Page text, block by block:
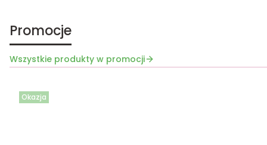
Promocje
Wszystkie produkty w promocji
Okazja